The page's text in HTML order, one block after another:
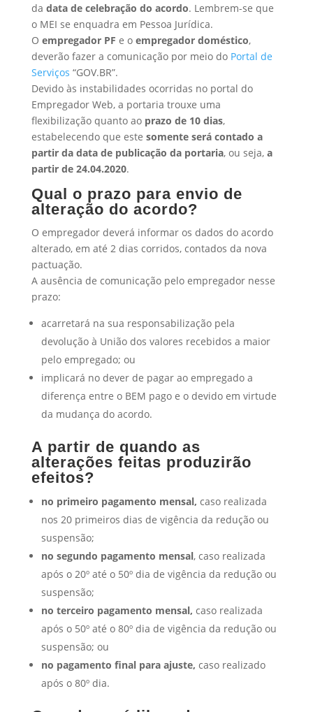
da data de celebração do acordo. Lembrem-se que
o MEI se enquadra em Pessoa Jurídica.
O empregador PF e o empregador doméstico,
deverão fazer a comunicação por meio do Portal de
Serviços “GOV.BR”.
Devido às instabilidades ocorridas no portal do
Empregador Web, a portaria trouxe uma
flexibilização quanto ao prazo de 10 dias,
estabelecendo que este somente será contado a
partir da data de publicação da portaria, ou seja, a
partir de 24.04.2020.
Qual o prazo para envio de
alteração do acordo?
O empregador deverá informar os dados do acordo
alterado, em até 2 dias corridos, contados da nova
pactuação.
A ausência de comunicação pelo empregador nesse
prazo:
acarretará na sua responsabilização pela
devolução à União dos valores recebidos a maior
pelo empregado; ou
implicará no dever de pagar ao empregado a
diferença entre o BEM pago e o devido em virtude
da mudança do acordo.
A partir de quando as
alterações feitas produzirão
efeitos?
no primeiro pagamento mensal, caso realizada
nos 20 primeiros dias de vigência da redução ou
suspensão;
no segundo pagamento mensal, caso realizada
após o 20º até o 50º dia de vigência da redução ou
suspensão;
no terceiro pagamento mensal, caso realizada
após o 50º até o 80º dia de vigência da redução ou
suspensão; ou
no pagamento final para ajuste, caso realizado
após o 80º dia.